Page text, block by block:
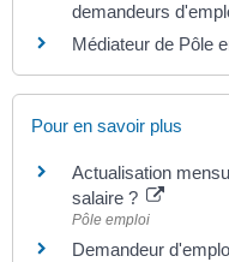
demandeurs
Médiateur de Pôle
Pour en savoir plus
Actualisation
salaire ?
Pôle emploi
Demandeur